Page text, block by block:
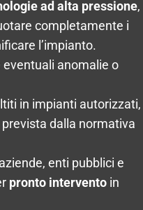
ad alta pressione,
completamente i
l’impianto.
eventuali anomalie o
in impianti autorizzati,
dalla normativa
enti pubblici e
pronto intervento in